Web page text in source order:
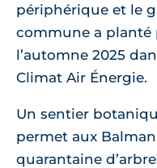
périphérique et le
commune a planté
l’automne 2025
Climat Air Énergie.
Un sentier
permet aux
quarantaine